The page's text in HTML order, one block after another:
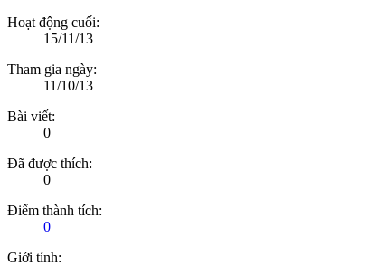
Hoạt động cuối:
15/11/13
Tham gia ngày:
11/10/13
Bài viết:
0
Đã được thích:
0
Điểm thành tích:
0
Giới tính: